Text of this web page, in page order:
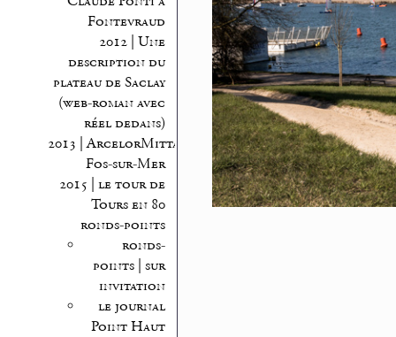
Fontevraud
2012 | Une
description du
plateau de Saclay
(web-roman avec
réel dedans)
2013 | ArcelorMittal
Fos-sur-Mer
2015 | le tour de
Tours en 80
ronds-points
ronds-
points | sur
invitation
le journal
Point Haut